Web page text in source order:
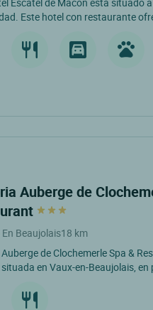
Este hotel con restaurante
Auberge de
Beaujolais18 km
de Clochemerle Spa &
en Vaux-en-Beaujolais, en